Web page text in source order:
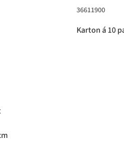
36611900
Karton á 10